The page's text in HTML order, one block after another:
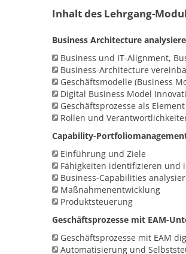
Inhalt des Lehrgang-
Business Architecture
Business und IT-Alignment,
Business-Architecture
Geschäftsmodelle (Business
Digital Business Model
Geschäftsprozesse als
Rollen und
Capability-
Einführung und Ziele
Fähigkeiten identifizieren und
Business-Capabilities
Maßnahmenentwicklung
Produktsteuerung
Geschäftsprozesse mit EAM-
Geschäftsprozesse mit EAM
Automatisierung und